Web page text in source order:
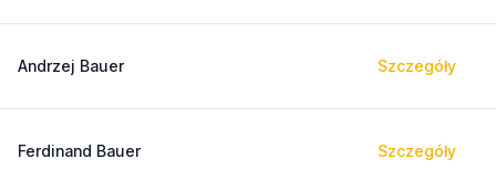
Andrzej Bauer Szczegóły
Ferdinand Bauer Szczegóły